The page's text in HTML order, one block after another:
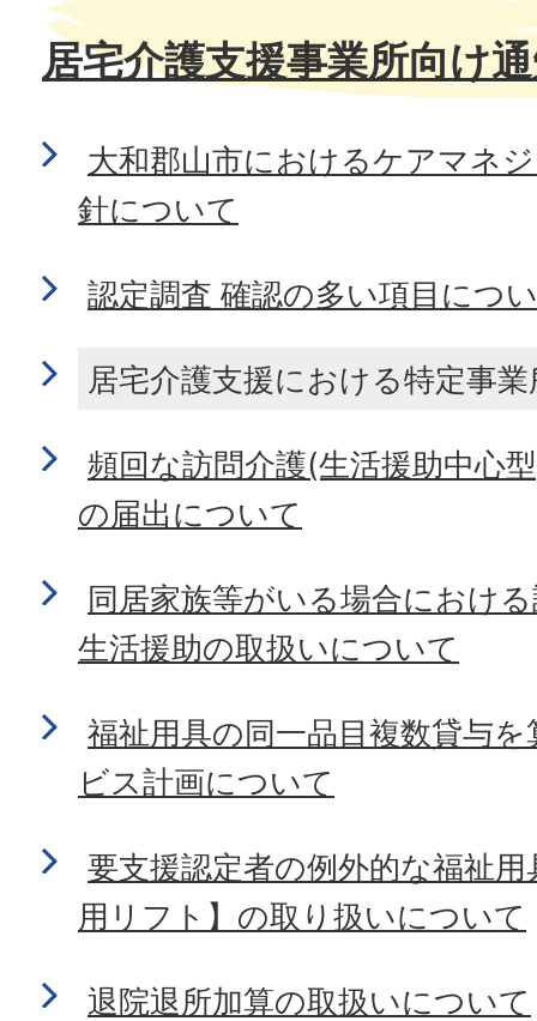
居宅介護支援事業所向け
大和郡山市におけるケアマネ
針について
認定調査 確認の多い項目につ
居宅介護支援における特定事
頻回な訪問介護(生活援助中心
の届出について
同居家族等がいる場合におけ
生活援助の取扱いについて
福祉用具の同一品目複数貸与
ビス計画について
要支援認定者の例外的な福祉
用リフト】の取り扱いについて
退院退所加算の取扱いについて